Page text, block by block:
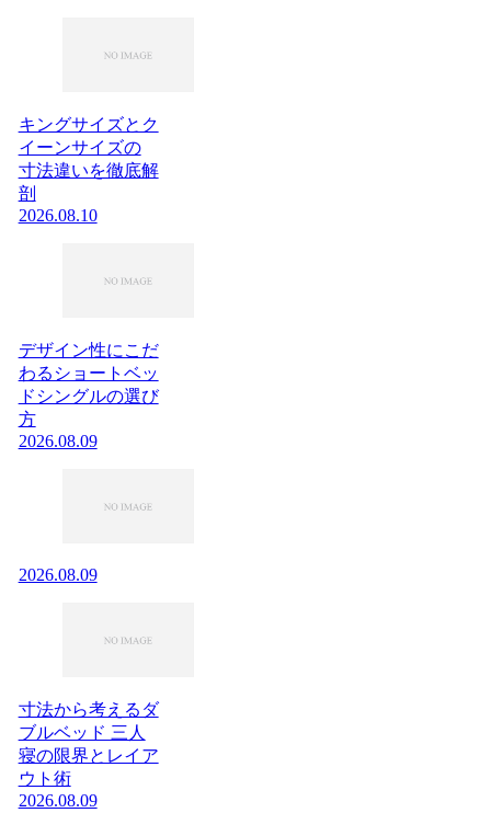
キングサイズとク
イーンサイズの
寸法違いを徹底解
剖
2026.08.10
デザイン性にこだ
わるショートベッ
ドシングルの選び
方
2026.08.09
2026.08.09
寸法から考えるダ
ブルベッド 三人
寝の限界とレイア
ウト術
2026.08.09